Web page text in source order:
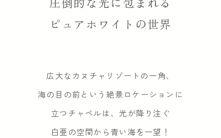
ピュアホワイトの世界
広大なカヌチャリゾートの一角、
海の目の前という絶景ロケーションに
立つチャペルは、 光が降り注ぐ
白亜の空間から青い海を一望！